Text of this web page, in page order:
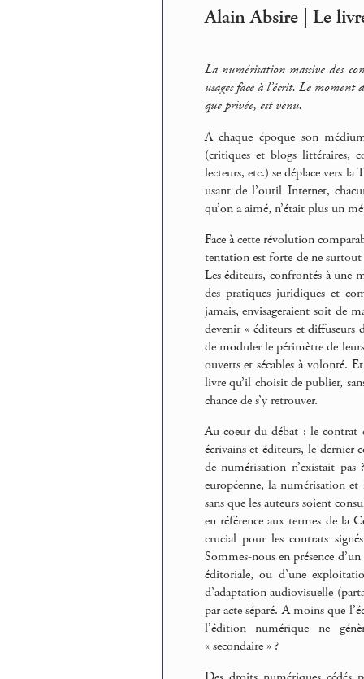
Alain Absire | Le
La numérisation massive des
usages face à l’écrit. Le
que privée, est venu.
A chaque époque son
(critiques et blogs littéraires,
lecteurs, etc.) se déplace vers
usant de l’outil Internet,
qu’on a aimé, n’était plus un
Face à cette révolution
tentation est forte de ne
Les éditeurs, confrontés à une
des pratiques juridiques et
jamais, envisageraient soit de
devenir « éditeurs et diffuseurs
de moduler le périmètre de
ouverts et sécables à volonté.
livre qu’il choisit de publier,
chance de s’y retrouver.
Au coeur du débat : le contrat
écrivains et éditeurs, le dernier
de numérisation n’existait
européenne, la numérisation
sans que les auteurs soient
en référence aux termes de la
crucial pour les contrats
Sommes-nous en présence
éditoriale, ou d’une
d’adaptation audiovisuelle
par acte séparé. A moins que
l’édition numérique ne
« secondaire » ?